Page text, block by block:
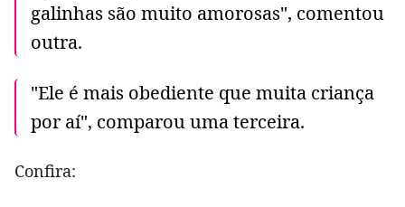
galinhas são muito amorosas", comentou
outra.
"Ele é mais obediente que muita criança
por aí", comparou uma terceira.
Confira: